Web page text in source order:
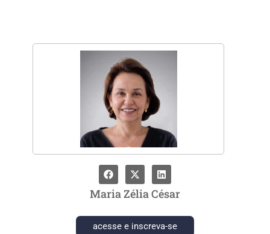
Maria Zélia César
acesse e inscreva-se